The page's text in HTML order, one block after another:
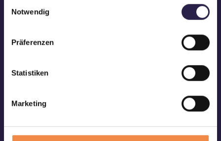
Notwendig
Präferenzen
Statistiken
Marketing
Services de haute qualité dans les domaines du
travail flexible, des RH et du back-office